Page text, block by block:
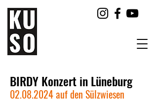
BIRDY Konzert in Lüneburg
02.08.2024auf den Sülzwiesen